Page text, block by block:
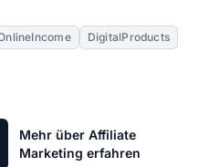
DigitalProducts
Mehr über Affiliate
Marketing erfahren